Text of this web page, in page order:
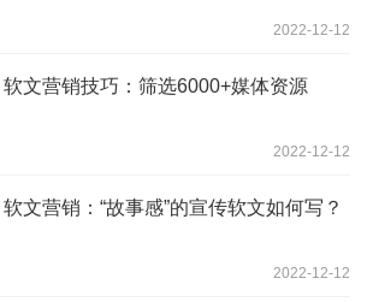
2022-12-12
软文营销技巧：筛选6000+媒体资源
2022-12-12
软文营销：“故事感”的宣传软文如何写？
2022-12-12